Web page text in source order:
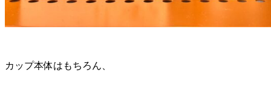
カップ本体はもちろん、